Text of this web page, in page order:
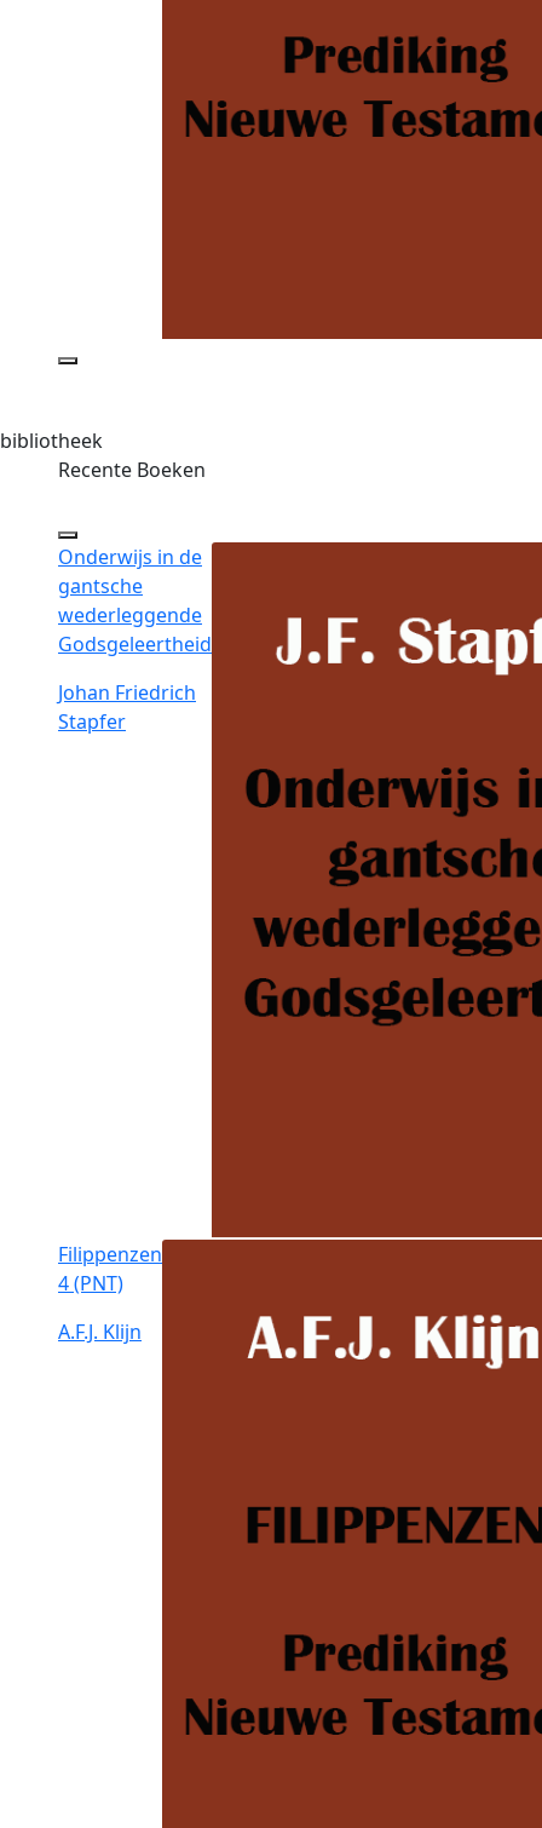
bibliotheek
Recente Boeken
Onderwijs in de
gantsche
wederleggende
Godsgeleertheid
Johan Friedrich
Stapfer
Filippenzen
4 (PNT)
A.F.J. Klijn